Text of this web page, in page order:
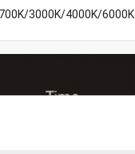
3000K/4000K/6000K